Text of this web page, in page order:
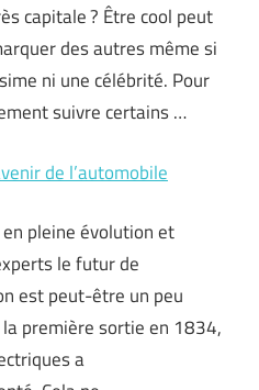
capitale ? Être cool peut
des autres même si
ni une célébrité. Pour
suivre certains …
de l’automobile
pleine évolution et
le futur de
est peut-être un peu
première sortie en 1834,
a